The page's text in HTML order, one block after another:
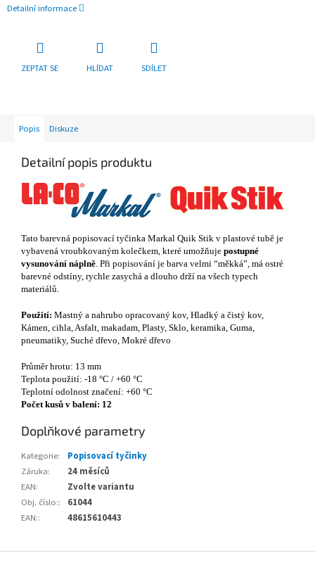
Detailní informace
ZEPTAT SE HLÍDAT SDÍLET
Popis Diskuze
Detailní popis produktu
Tato barevná popisovací tyčinka Markal Quik Stik v plastové tubě je
vybavená vroubkovaným kolečkem, které umožňuje postupné
vysunování náplně . Při popisování je barva velmi “měkká”, má ostré
barevné odstíny, rychle zasychá a dlouho drží na všech typech
materiálů.
Použití: Mastný a nahrubo opracovaný kov, Hladký a čistý kov,
Kámen, cihla, Asfalt, makadam, Plasty, Sklo, keramika, Guma,
pneumatiky, Suché dřevo, Mokré dřevo
Průměr hrotu: 13 mm
Teplota použití: -18 °C / +60 °C
Teplotní odolnost značení: +60 °C
Počet kusů v balení: 12
Doplňkové parametry
Kategorie:
Popisovací tyčinky
Záruka:
24 měsíců
EAN:
Zvolte variantu
Obj. číslo::
61044
EAN:: 48615610443